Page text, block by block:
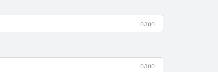
0/100
0/100